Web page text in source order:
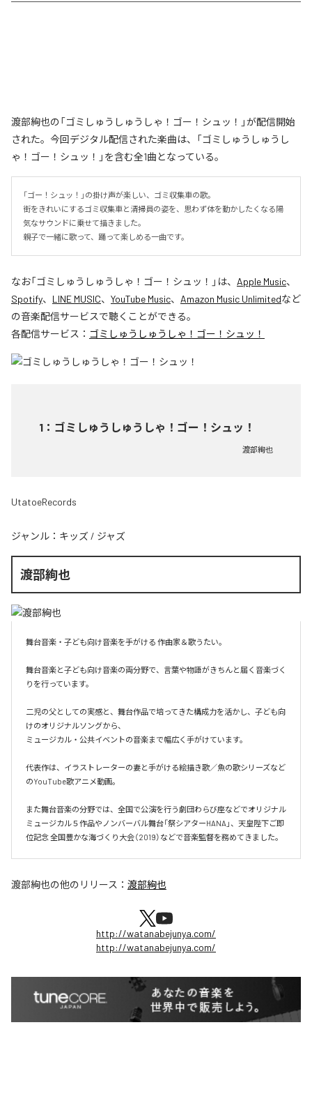
渡部絢也の「ゴミしゅうしゅうしゃ！ゴー！シュッ！」が配信開始
された。今回デジタル配信された楽曲は、「ゴミしゅうしゅうし
ゃ！ゴー！シュッ！」を含む全1曲となっている。
「ゴー！シュッ！」の掛け声が楽しい、ゴミ収集車の歌。
街をきれいにするゴミ収集車と清掃員の姿を、思わず体を動かしたくなる陽
気なサウンドに乗せて描きました。
親子で一緒に歌って、踊って楽しめる一曲です。
なお「ゴミしゅうしゅうしゃ！ゴー！シュッ！ 」は、 Apple Music、
Spotify、 LINE MUSIC、 YouTube Music、 Amazon Music Unlimitedなど
の音楽配信サービスで聴くことができる。
各配信サービス： ゴミしゅうしゅうしゃ！ゴー！シュッ！
1 ： ゴミしゅうしゅうしゃ！ゴー！シュッ！
渡部絢也
UtatoeRecords
ジャンル： キッズ / ジャズ
渡部絢也
舞台音楽・子ども向け音楽を手がける 作曲家＆歌うたい。
舞台音楽と子ども向け音楽の両分野で、言葉や物語がきちんと届く音楽づく
りを行っています。
二児の父としての実感と、舞台作品で培ってきた構成力を活かし、子ども向
けのオリジナルソングから、
ミュージカル・公共イベントの音楽まで幅広く手がけています。
代表作は、イラストレーターの妻と手がける絵描き歌／魚の歌シリーズなど
のYouTube歌アニメ動画。
また舞台音楽の分野では、全国で公演を行う劇団わらび座などでオリジナル
ミュージカル５作品やノンバーバル舞台「祭シアターHANA」、天皇陛下ご即
位記念 全国豊かな海づくり大会（2019）などで音楽監督を務めてきました。
渡部絢也の他のリリース： 渡部絢也
http://watanabejunya.com/
http://watanabejunya.com/